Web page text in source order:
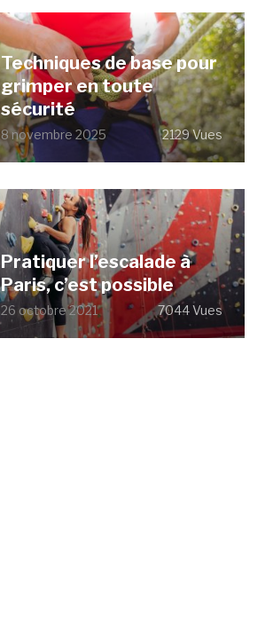
Techniques de base pour
grimper en toute
sécurité
8 novembre 2025 2129 Vues
Pratiquer l’escalade à
Paris, c’est possible
26 octobre 2021 7044 Vues